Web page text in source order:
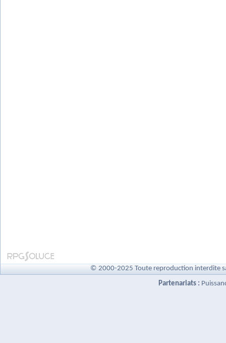
© 2000-2025 Toute reproduction interdite
Partenariats :